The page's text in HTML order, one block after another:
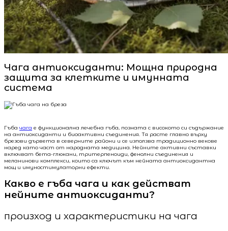
Чага антиоксиданти: Мощна природна
защита за клетките и имунната
система
Гъба чага е функционална лечебна гъба, позната с високото си съдържание
на антиоксиданти и биоактивни съединения. Тя расте главно върху
брезови дървета в северните райони и се използва традиционно векове
наред като част от народната медицина. Нейните активни съставки
включват бета-глюкани, тритерпеноиди, фенолни съединения и
меланинови комплекси, които са ключът към нейната антиоксидантна
мощ и имуностимулаторни ефекти.
Какво е гъба чага и как действат
нейните антиоксиданти?
произход и характеристики на чага